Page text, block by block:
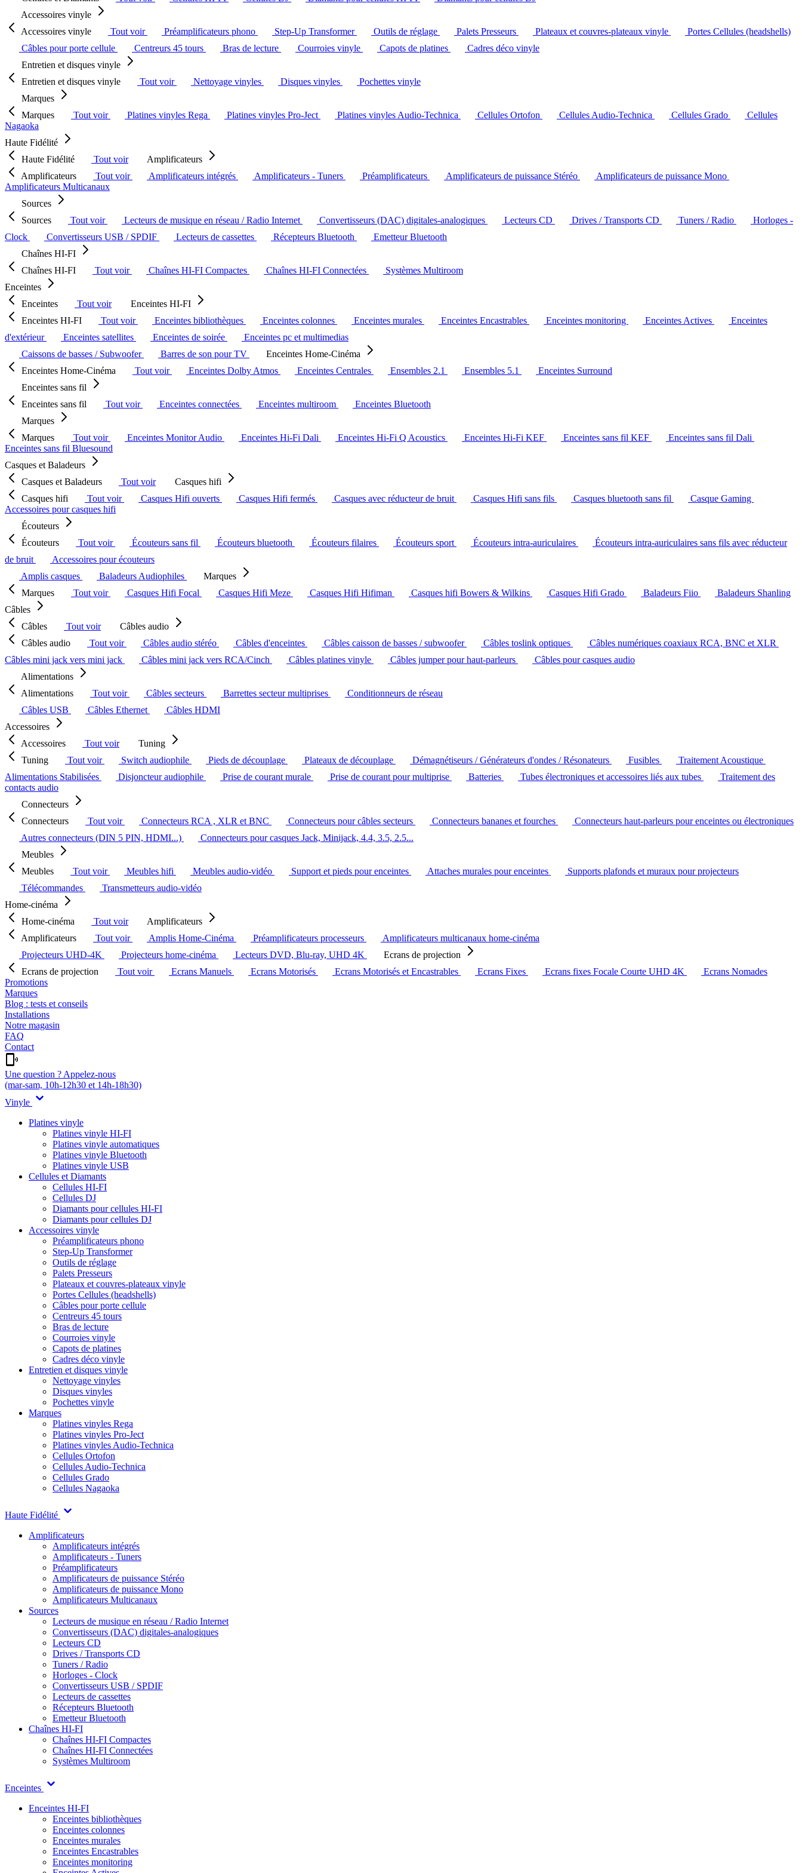
Accessoires vinyle
Accessoires vinyle
Tout voir Préamplificateurs phono Step-Up Transformer Outils de réglage Palets Presseurs Plateaux et couvres-plateaux vinyle
Portes Cellules (headshells)
Câbles pour porte cellule
Centreurs 45 tours Bras de lecture Courroies vinyle Capots de platines
Cadres déco vinyle
Entretien et disques vinyle
Entretien et disques vinyle
Tout voir Nettoyage vinyles Disques vinyles
Pochettes vinyle
Marques
Marques
Tout voir Platines vinyles Rega Platines vinyles Pro-Ject Platines vinyles Audio-Technica Cellules Ortofon Cellules Audio-Technica Cellules Grado
Cellules
Nagaoka
Haute Fidélité
Haute Fidélité
Tout voir
Amplificateurs
Amplificateurs
Tout voir Amplificateurs intégrés Amplificateurs - Tuners Préamplificateurs Amplificateurs de puissance Stéréo
Amplificateurs de puissance Mono
Amplificateurs Multicanaux
Sources
Sources
Tout voir Lecteurs de musique en réseau / Radio Internet Convertisseurs (DAC) digitales-analogiques Lecteurs CD Drives / Transports CD Tuners / Radio
Horloges -
Clock
Convertisseurs USB / SPDIF Lecteurs de cassettes Récepteurs Bluetooth
Emetteur Bluetooth
Chaînes HI-FI
Chaînes HI-FI
Tout voir Chaînes HI-FI Compactes Chaînes HI-FI Connectées
Systèmes Multiroom
Enceintes
Enceintes
Tout voir
Enceintes HI-FI
Enceintes HI-FI
Tout voir Enceintes bibliothèques Enceintes colonnes Enceintes murales Enceintes Encastrables Enceintes monitoring Enceintes Actives
Enceintes
d'extérieur
Enceintes satellites Enceintes de soirée
Enceintes pc et multimedias
Caissons de basses / Subwoofer
Barres de son pour TV
Enceintes Home-Cinéma
Enceintes Home-Cinéma
Tout voir Enceintes Dolby Atmos Enceintes Centrales Ensembles 2.1 Ensembles 5.1
Enceintes Surround
Enceintes sans fil
Enceintes sans fil
Tout voir Enceintes connectées Enceintes multiroom
Enceintes Bluetooth
Marques
Marques
Tout voir Enceintes Monitor Audio Enceintes Hi-Fi Dali Enceintes Hi-Fi Q Acoustics Enceintes Hi-Fi KEF Enceintes sans fil KEF
Enceintes sans fil Dali
Enceintes sans fil Bluesound
Casques et Baladeurs
Casques et Baladeurs
Tout voir
Casques hifi
Casques hifi
Tout voir Casques Hifi ouverts Casques Hifi fermés Casques avec réducteur de bruit Casques Hifi sans fils Casques bluetooth sans fil
Casque Gaming
Accessoires pour casques hifi
Écouteurs
Écouteurs
Tout voir Écouteurs sans fil Écouteurs bluetooth Écouteurs filaires Écouteurs sport Écouteurs intra-auriculaires
Écouteurs intra-auriculaires sans fils avec réducteur
de bruit
Accessoires pour écouteurs
Amplis casques
Baladeurs Audiophiles
Marques
Marques
Tout voir Casques Hifi Focal Casques Hifi Meze Casques Hifi Hifiman Casques hifi Bowers & Wilkins Casques Hifi Grado Baladeurs Fiio
Baladeurs Shanling
Câbles
Câbles
Tout voir
Câbles audio
Câbles audio
Tout voir Câbles audio stéréo Câbles d'enceintes Câbles caisson de basses / subwoofer Câbles toslink optiques
Câbles numériques coaxiaux RCA, BNC et XLR
Câbles mini jack vers mini jack
Câbles mini jack vers RCA/Cinch Câbles platines vinyle Câbles jumper pour haut-parleurs
Câbles pour casques audio
Alimentations
Alimentations
Tout voir Câbles secteurs Barrettes secteur multiprises
Conditionneurs de réseau
Câbles USB
Câbles Ethernet
Câbles HDMI
Accessoires
Accessoires
Tout voir
Tuning
Tuning
Tout voir Switch audiophile Pieds de découplage Plateaux de découplage Démagnétiseurs / Générateurs d'ondes / Résonateurs Fusibles
Traitement Acoustique
Alimentations Stabilisées
Disjoncteur audiophile Prise de courant murale Prise de courant pour multiprise Batteries Tubes électroniques et accessoires liés aux tubes
Traitement des
contacts audio
Connecteurs
Connecteurs
Tout voir Connecteurs RCA , XLR et BNC Connecteurs pour câbles secteurs Connecteurs bananes et fourches
Connecteurs haut-parleurs pour enceintes ou électroniques
Autres connecteurs (DIN 5 PIN, HDMI...)
Connecteurs pour casques Jack, Minijack, 4.4, 3.5, 2.5...
Meubles
Meubles
Tout voir Meubles hifi Meubles audio-vidéo Support et pieds pour enceintes Attaches murales pour enceintes
Supports plafonds et muraux pour projecteurs
Télécommandes
Transmetteurs audio-vidéo
Home-cinéma
Home-cinéma
Tout voir
Amplificateurs
Amplificateurs
Tout voir Amplis Home-Cinéma Préamplificateurs processeurs
Amplificateurs multicanaux home-cinéma
Projecteurs UHD-4K
Projecteurs home-cinéma Lecteurs DVD, Blu-ray, UHD 4K
Ecrans de projection
Ecrans de projection
Tout voir Ecrans Manuels Ecrans Motorisés Ecrans Motorisés et Encastrables Ecrans Fixes Ecrans fixes Focale Courte UHD 4K
Ecrans Nomades
Promotions
Marques
Blog : tests et conseils
Installations
Notre magasin
FAQ
Contact
Une question ? Appelez-nous
(mar-sam, 10h-12h30 et 14h-18h30)
Vinyle
Platines vinyle
Platines vinyle HI-FI
Platines vinyle automatiques
Platines vinyle Bluetooth
Platines vinyle USB
Cellules et Diamants
Cellules HI-FI
Cellules DJ
Diamants pour cellules HI-FI
Diamants pour cellules DJ
Accessoires vinyle
Préamplificateurs phono
Step-Up Transformer
Outils de réglage
Palets Presseurs
Plateaux et couvres-plateaux vinyle
Portes Cellules (headshells)
Câbles pour porte cellule
Centreurs 45 tours
Bras de lecture
Courroies vinyle
Capots de platines
Cadres déco vinyle
Entretien et disques vinyle
Nettoyage vinyles
Disques vinyles
Pochettes vinyle
Marques
Platines vinyles Rega
Platines vinyles Pro-Ject
Platines vinyles Audio-Technica
Cellules Ortofon
Cellules Audio-Technica
Cellules Grado
Cellules Nagaoka
Haute Fidélité
Amplificateurs
Amplificateurs intégrés
Amplificateurs - Tuners
Préamplificateurs
Amplificateurs de puissance Stéréo
Amplificateurs de puissance Mono
Amplificateurs Multicanaux
Sources
Lecteurs de musique en réseau / Radio Internet
Convertisseurs (DAC) digitales-analogiques
Lecteurs CD
Drives / Transports CD
Tuners / Radio
Horloges - Clock
Convertisseurs USB / SPDIF
Lecteurs de cassettes
Récepteurs Bluetooth
Emetteur Bluetooth
Chaînes HI-FI
Chaînes HI-FI Compactes
Chaînes HI-FI Connectées
Systèmes Multiroom
Enceintes
Enceintes HI-FI
Enceintes bibliothèques
Enceintes colonnes
Enceintes murales
Enceintes Encastrables
Enceintes monitoring